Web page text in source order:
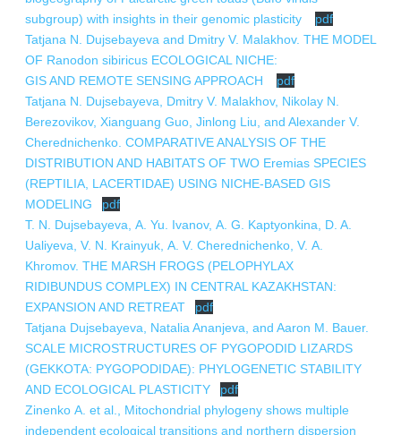
subgroup) with insights in their genomic plasticity
pdf
Tatjana N. Dujsebayeva and Dmitry V. Malakhov. THE MODEL
OF Ranodon sibiricus ECOLOGICAL NICHE:
GIS AND REMOTE SENSING APPROACH
pdf
Tatjana N. Dujsebayeva, Dmitry V. Malakhov, Nikolay N.
Berezovikov, Xianguang Guo, Jinlong Liu, and Alexander V.
Cherednichenko. COMPARATIVE ANALYSIS OF THE
DISTRIBUTION AND HABITATS OF TWO Eremias SPECIES
(REPTILIA, LACERTIDAE) USING NICHE-BASED GIS
MODELING
pdf
Т. N. Dujsebayeva, А. Yu. Ivanov, А. G. Kaptyonkinа, D. A.
Ualiyeva, V. N. Krainyuk, А. V. Cherednichenko, V. А.
Khromov. THE MARSH FROGS (PELOPHYLAX
RIDIBUNDUS COMPLEX) IN CENTRAL KAZAKHSTAN:
EXPANSION AND RETREAT
pdf
Tatjana Dujsebayeva, Natalia Ananjeva, and Aaron M. Bauer.
SCALE MICROSTRUCTURES OF PYGOPODID LIZARDS
(GEKKOTA: PYGOPODIDAE): PHYLOGENETIC STABILITY
AND ECOLOGICAL PLASTICITY
pdf
Zinenko А. et al., Mitochondrial phylogeny shows multiple
independent ecological transitions and northern dispersion